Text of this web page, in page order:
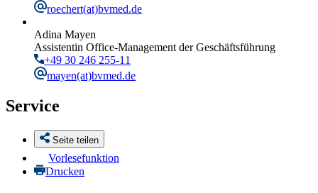
roechert(at)bvmed.de
Adina Mayen
Assistentin Office-Management der Geschäftsführung
+49 30 246 255-11
mayen(at)bvmed.de
Service
Seite teilen
Vorlesefunktion
Drucken